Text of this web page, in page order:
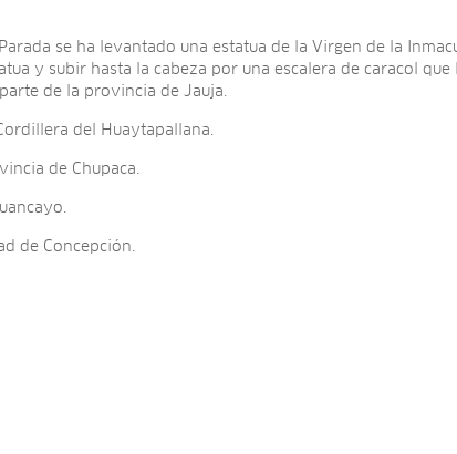
se ha levantado una estatua de la Virgen de la
y subir hasta la cabeza por una escalera de caracol
de la provincia de Jauja.
del Huaytapallana.
de Chupaca.
de Concepción.